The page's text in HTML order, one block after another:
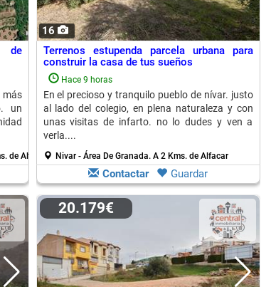
un
de Alfacar
16
Terrenos estupenda parcela urbana para
construir la casa de tus sueños
Hace 9 horas
En el precioso y tranquilo pueblo de nívar. justo
al lado del colegio, en plena naturaleza y con
unas visitas de infarto. no lo dudes y ven a
verla....
Nivar - Área De Granada. A 2 Kms. de Alfacar
Contactar Guardar
20.179€